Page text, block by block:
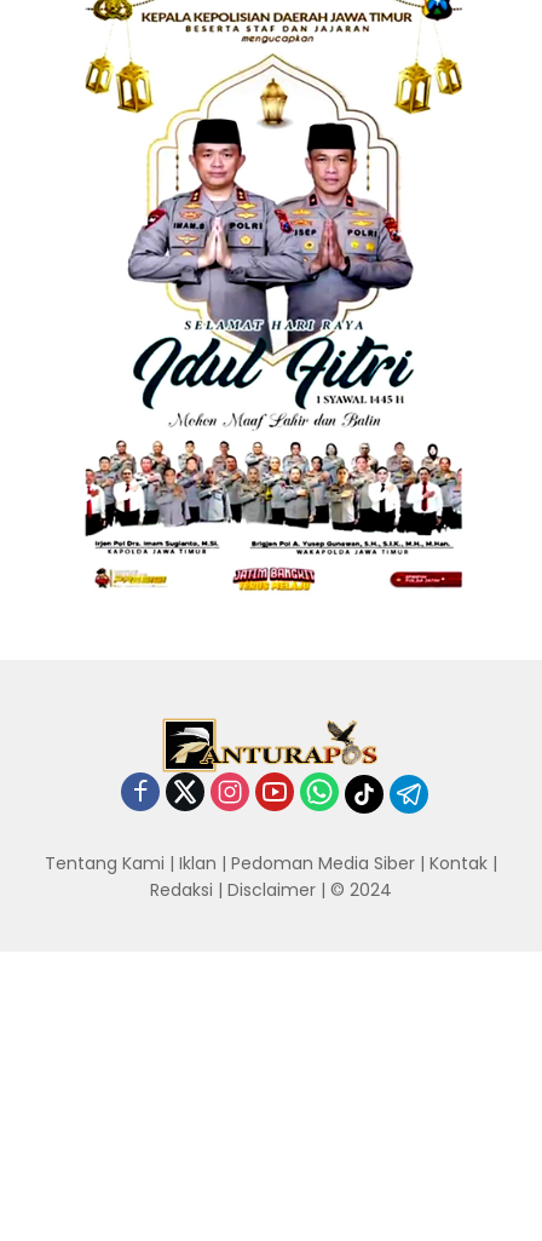
Tentang Kami | Iklan | Pedoman Media Siber | Kontak |
Redaksi | Disclaimer | © 2024